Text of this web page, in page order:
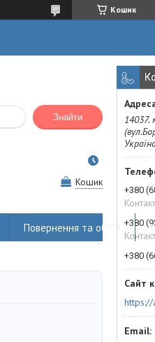
Кошик
Знайти
Кошик
Повернення та обмін
14037.
+380
+380
+380
https://